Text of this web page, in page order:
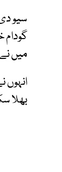
سیو
گودام
میں نے 20 سال میں ایسا منظر کبھی نہیں
انہوں
بھلا